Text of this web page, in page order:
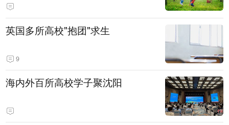
英国多所高校"抱团"求生
9
海内外百所高校学子聚沈阳